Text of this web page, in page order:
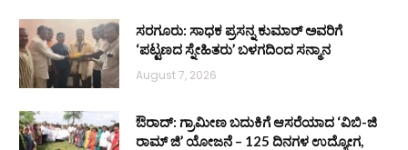
ಸರಗೂರು: ಸಾಧಕ ಪ್ರಸನ್ನ ಕುಮಾರ್ ಅವರಿಗೆ
‘ಪಟ್ಟಣದ ಸ್ನೇಹಿತರು’ ಬಳಗದಿಂದ ಸನ್ಮಾನ
August 7, 2026
ಔರಾದ್: ಗ್ರಾಮೀಣ ಬದುಕಿಗೆ ಆಸರೆಯಾದ ‘ವಿಬಿ-ಜಿ
ರಾಮ್ ಜಿ’ ಯೋಜನೆ – 125 ದಿನಗಳ ಉದ್ಯೋಗ,